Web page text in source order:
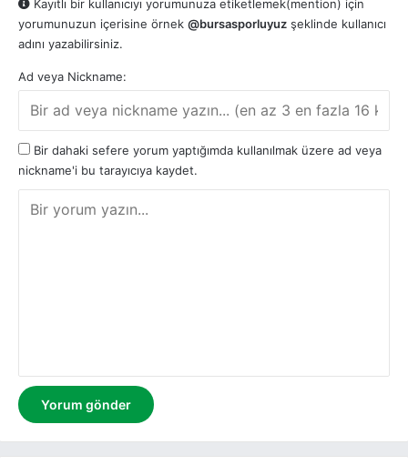
Kayıtlı bir kullanıcıyı yorumunuza etiketlemek(mention) için
yorumunuzun içerisine örnek @bursasporluyuz şeklinde kullanıcı
adını yazabilirsiniz.
Ad veya Nickname:
Bir dahaki sefere yorum yaptığımda kullanılmak üzere ad veya
nickname'i bu tarayıcıya kaydet.